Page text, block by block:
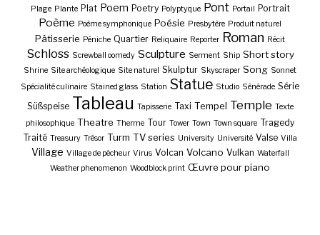
Plage Plante Plat Poem Poetry Polyptyque Pont Portail Portrait
Poème Poème symphonique Poésie Presbytère Produit naturel
Pâtisserie Péniche Quartier Reliquaire Reporter Roman Récit
Schloss Screwball oomedy Sculpture Serment Ship Short story
Shrine Site archéologique Site naturel Skulptur Skyscraper Song Sonnet
Spécialité culinaire Stained glass Station Statue Studio Sénérade Série
Süßspeise Tableau Tapisserie Taxi Tempel Temple Texte
philosophique Theatre Therme Tour Tower Town Town square Tragedy
Traité Treasury Trésor Turm TV series University Université Valse Villa
Village Village de pêcheur Virus Volcan Volcano Vulkan Waterfall
Weather phenomenon Woodblock print Œuvre pour piano